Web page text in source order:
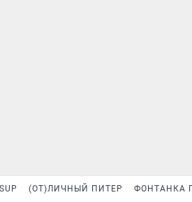
(ОТ)ЛИЧНЫЙ ПИТЕР ФОНТАНКА